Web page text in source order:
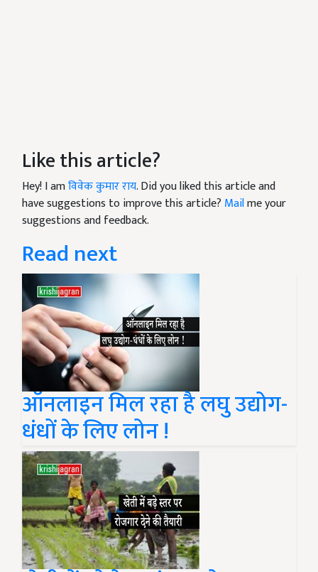
Like this article?
Hey! I amविवेक कुमार राय. Did you liked this article and
have suggestions to improve this article? Mailme your
suggestions and feedback.
Read next
ऑनलाइन मिल रहा है लघु उद्योग-
धंधों के लिए लोन !